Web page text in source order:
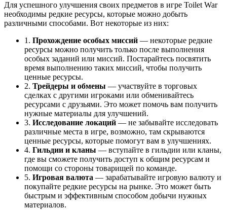
Для успешного улучшения своих предметов в игре Toilet War
необходимы редкие ресурсы, которые можно добыть
различными способами. Вот некоторые из них:
1. Прохождение особых миссий — некоторые редкие
ресурсы можно получить только после выполнения
особых заданий или миссий. Постарайтесь посвятить
время выполнению таких миссий, чтобы получить
ценные ресурсы.
2. Трейдеры и обмены — участвуйте в торговых
сделках с другими игроками или обменивайтесь
ресурсами с друзьями. Это может помочь вам получить
нужные материалы для улучшений.
3. Исследование локаций — не забывайте исследовать
различные места в игре, возможно, там скрываются
ценные ресурсы, которые помогут вам в улучшениях.
4. Гильдии и кланы — вступайте в гильдии или кланы,
где вы сможете получить доступ к общим ресурсам и
помощи со стороны товарищей по команде.
5. Игровая валюта — зарабатывайте игровую валюту и
покупайте редкие ресурсы на рынке. Это может быть
быстрым и эффективным способом добычи нужных
материалов.